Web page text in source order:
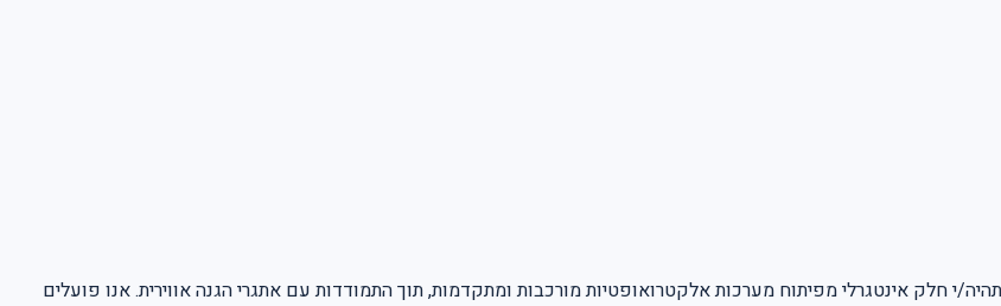
י חלק אינטגרלי מפיתוח מערכות אלקטרואופטיות מורכבות ומתקדמות, תוך התמודדות עם אתגרי הגנה אווירית. אנו פועלים